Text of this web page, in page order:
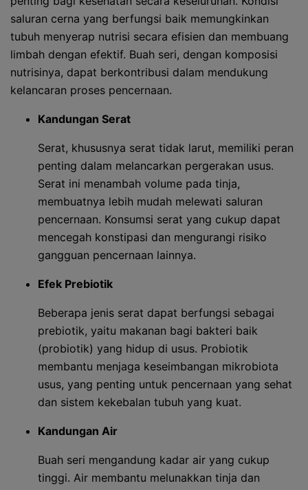
saluran cerna yang berfungsi baik memungkinkan
tubuh menyerap nutrisi secara efisien dan membuang
limbah dengan efektif. Buah seri, dengan komposisi
nutrisinya, dapat berkontribusi dalam mendukung
kelancaran proses pencernaan.
Kandungan Serat
Serat, khususnya serat tidak larut, memiliki peran
penting dalam melancarkan pergerakan usus.
Serat ini menambah volume pada tinja,
membuatnya lebih mudah melewati saluran
pencernaan. Konsumsi serat yang cukup dapat
mencegah konstipasi dan mengurangi risiko
gangguan pencernaan lainnya.
Efek Prebiotik
Beberapa jenis serat dapat berfungsi sebagai
prebiotik, yaitu makanan bagi bakteri baik
(probiotik) yang hidup di usus. Probiotik
membantu menjaga keseimbangan mikrobiota
usus, yang penting untuk pencernaan yang sehat
dan sistem kekebalan tubuh yang kuat.
Kandungan Air
Buah seri mengandung kadar air yang cukup
tinggi. Air membantu melunakkan tinja dan